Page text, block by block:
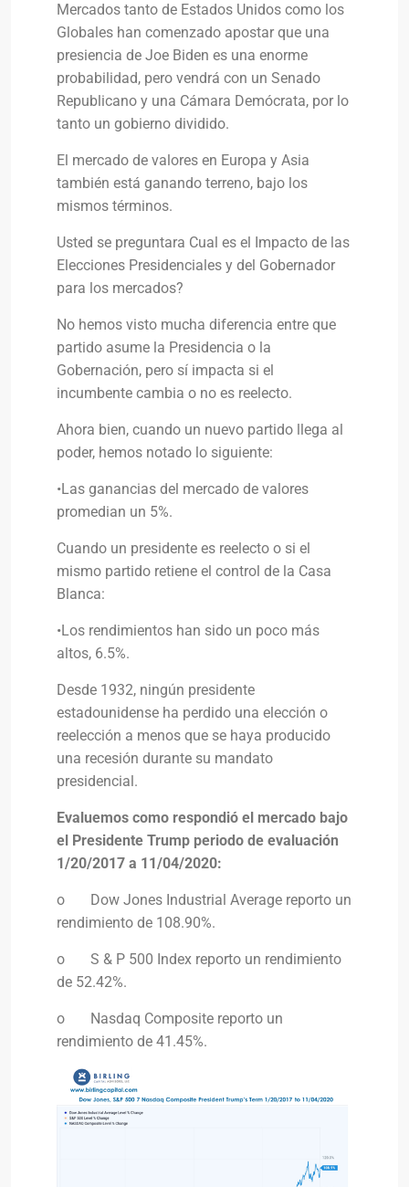
Mercados tanto de Estados Unidos como los
Globales han comenzado apostar que una
presiencia de Joe Biden es una enorme
probabilidad, pero vendrá con un Senado
Republicano y una Cámara Demócrata, por lo
tanto un gobierno dividido.
El mercado de valores en Europa y Asia
también está ganando terreno, bajo los
mismos términos.
Usted se preguntara Cual es el Impacto de las
Elecciones Presidenciales y del Gobernador
para los mercados?
No hemos visto mucha diferencia entre que
partido asume la Presidencia o la
Gobernación, pero sí impacta si el
incumbente cambia o no es reelecto.
Ahora bien, cuando un nuevo partido llega al
poder, hemos notado lo siguiente:
•Las ganancias del mercado de valores
promedian un 5%.
Cuando un presidente es reelecto o si el
mismo partido retiene el control de la Casa
Blanca:
•Los rendimientos han sido un poco más
altos, 6.5%.
Desde 1932, ningún presidente
estadounidense ha perdido una elección o
reelección a menos que se haya producido
una recesión durante su mandato
presidencial.
Evaluemos como respondió el mercado bajo
el Presidente Trump periodo de evaluación
1/20/2017 a 11/04/2020:
o Dow Jones Industrial Average reporto un
rendimiento de 108.90%.
o S & P 500 Index reporto un rendimiento
de 52.42%.
o Nasdaq Composite reporto un
rendimiento de 41.45%.